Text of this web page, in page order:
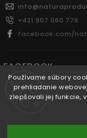
Používame súbory
prehliadanie
zlepšovali jej funkcie,
info@
+421 907 060 776
facebook.com/
FACEBOOK